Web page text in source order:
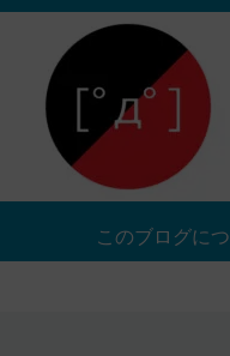
このブログに